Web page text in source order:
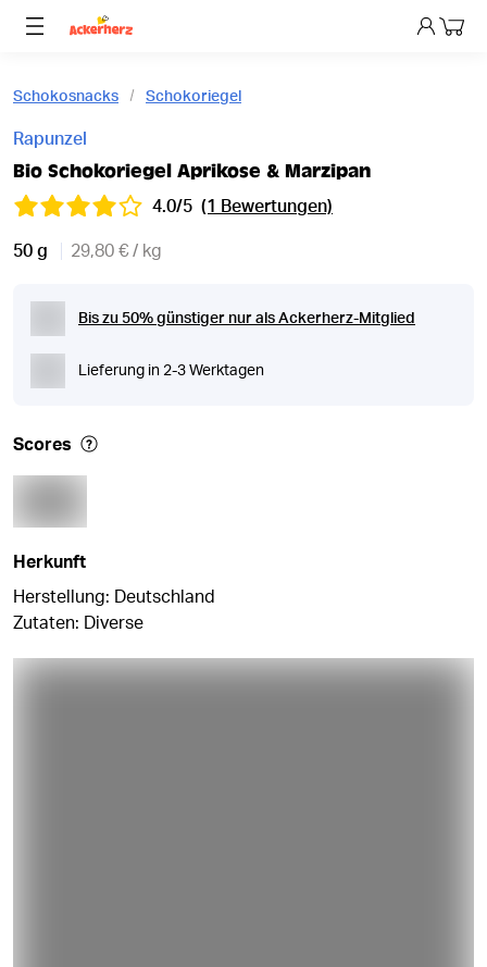
Dein
Schokosnacks Schokoriegel
Rapunzel
Bio Schokoriegel Aprikose & Marzipan
4.0/5 (1 Bewertungen)
50 g 29,80 € / kg
Bis zu 50% günstiger nur als Ackerherz-Mitglied
Lieferung in 2-3 Werktagen
Scores
Herkunft
Herstellung: Deutschland
Zutaten: Diverse